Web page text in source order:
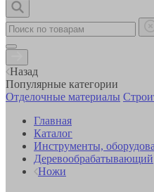
Назад
Популярные категории
Отделочные материалы
Главная
Каталог
Инструменты,
Деревообрабатывающий
Ножи